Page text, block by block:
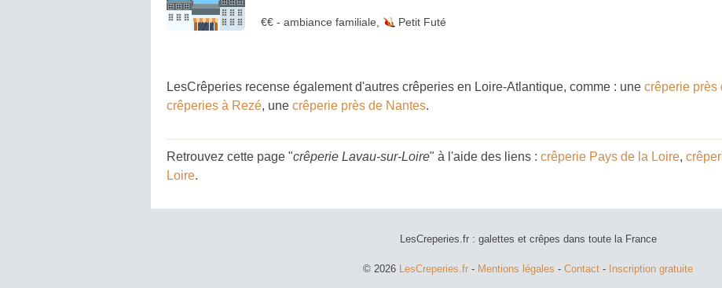
€€ - ambiance familiale Petit Futé
LesCrêperies recense également d'autres crêperies en Loire-Atlantique, comme : une crêperie près
crêperies à Rezé, une crêperie près de Nantes.
Retrouvez cette page "crêperie Lavau-sur-Loire" à l'aide des liens : crêperie Pays de la Loire,
Loire.
LesCreperies.fr : galettes et crêpes dans toute la France
© 2026 LesCreperies.fr - Mentions légales - Contact - Inscription gratuite